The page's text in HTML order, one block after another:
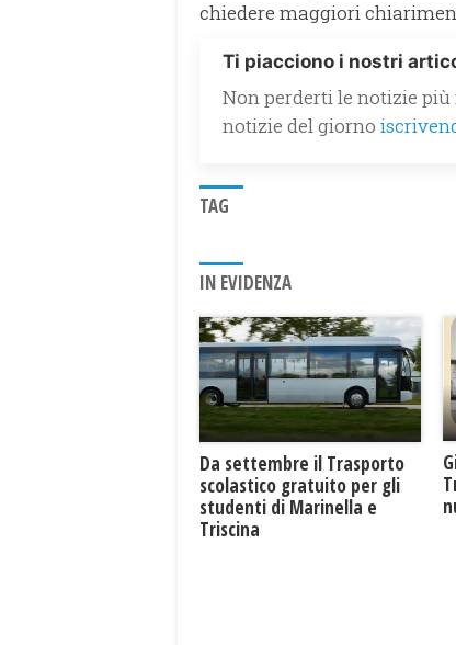
chiedere maggiori
Ti piacciono i nostri
Non perderti le notizie
notizie del giorno
TAG
IN EVIDENZA
Da settembre il Trasporto
scolastico gratuito per gli
studenti di Marinella e
Triscina